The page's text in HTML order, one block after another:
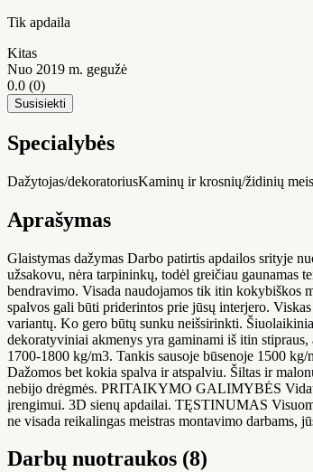
Tik apdaila
Kitas
Nuo 2019 m. gegužė
0.0 (0)
Susisiekti
Specialybės
Dažytojas/dekoratoriusKaminų ir krosnių/židinių
Aprašymas
Glaistymas dažymas Darbo patirtis apdailos srityje
užsakovu, nėra tarpininkų, todėl greičiau gaunamas
bendravimo. Visada naudojamos tik itin kokybiškos
spalvos gali būti priderintos prie jūsų interjero.
variantų. Ko gero būtų sunku neišsirinkti.
dekoratyviniai akmenys yra gaminami iš itin
1700-1800 kg/m3. Tankis sausoje būsenoje 1500
Dažomos bet kokia spalva ir atspalviu. Šiltas ir
nebijo drėgmės. PRITAIKYMO GALIMYBĖS
įrengimui. 3D sienų apdailai. TĘSTINUMAS
ne visada reikalingas meistras montavimo darbams,
Darbų nuotraukos (8)